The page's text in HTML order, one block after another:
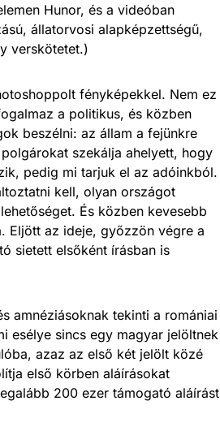
Hunor, és a videóban
állatorvosi alapképzettségű,
verskötetet.)
fényképekkel. Nem ez
a politikus, és közben
beszélni: az állam a fejünkre
szekálja ahelyett, hogy
pedig mi tarjuk el az adóinkból.
kell, olyan országot
És közben kevesebb
Eljött az ideje, győzzön végre a
sietett elsőként írásban is
amnéziásoknak tekinti a romániai
esélye sincs egy magyar jelöltnek
azaz az első két jelölt közé
első körben aláírásokat
200 ezer támogató aláírást